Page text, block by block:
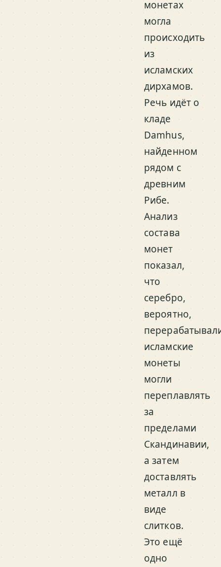
монетах
могла
происходить
из
исламских
дирхамов.
Речь идёт о
кладе
Damhus,
найденном
рядом с
древним
Рибе.
Анализ
состава
монет
показал,
что
серебро,
вероятно,
исламские
монеты
могли
переплавлять
за
пределами
Скандинавии,
а затем
доставлять
металл в
виде
слитков.
Это ещё
одно